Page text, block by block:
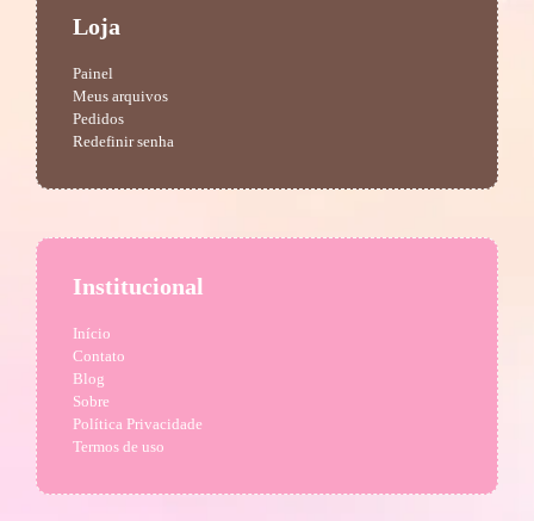
Loja
Painel
Meus arquivos
Pedidos
Redefinir senha
Institucional
Início
Contato
Blog
Sobre
Política Privacidade
Termos de uso